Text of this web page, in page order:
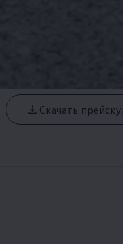
Скачать